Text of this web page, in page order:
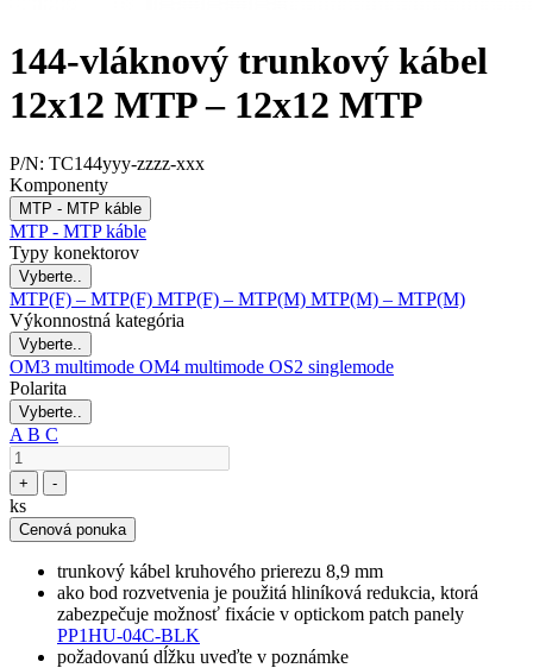
144-vláknový trunkový kábel
12x12 MTP – 12x12 MTP
P/N: TC144yyy-zzzz-xxx
Komponenty
MTP - MTP káble
MTP - MTP káble
Typy konektorov
Vyberte..
MTP(F) – MTP(F) MTP(F) – MTP(M) MTP(M) – MTP(M)
Výkonnostná kategória
Vyberte..
OM3 multimode OM4 multimode OS2 singlemode
Polarita
Vyberte..
A B C
+ -
ks
Cenová ponuka
trunkový kábel kruhového prierezu 8,9 mm
ako bod rozvetvenia je použitá hliníková redukcia, ktorá
zabezpečuje možnosť fixácie v optickom patch panely
PP1HU-04C-BLK
požadovanú dĺžku uveďte v poznámke